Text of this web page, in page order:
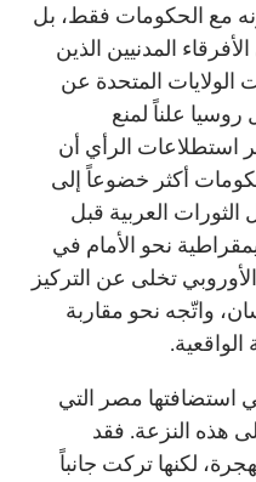
مع الحكومات فقط، بل
المدنيين الذين
الولايات المتحدة عن
علناً لمنع
استطلاعات الرأي أن
أكثر خضوعاً إلى
العربية قبل
نحو الأمام في
تخلى عن التركيز
واتّجه نحو مقاربة
استضافتها مصر التي
هذه النزعة. فقد
لكنها تركت جانباً